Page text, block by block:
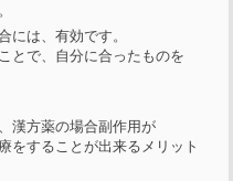
には、有効です。
とで、自分に合ったものを
漢方薬の場合副作用が
をすることが出来るメリット